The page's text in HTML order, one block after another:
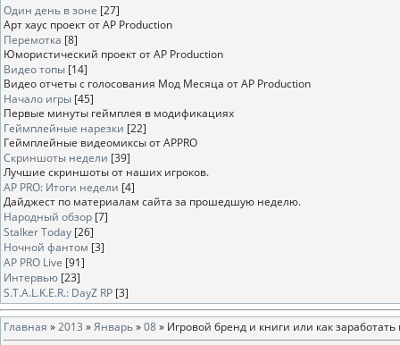
Один день в зоне [27]
Арт хаус проект от AP Production
Перемотка [8]
Юмористический проект от AP Production
Видео топы [14]
Видео отчеты с голосования Мод Месяца от AP Production
Начало игры [45]
Первые минуты геймплея в модификациях
Геймплейные нарезки [22]
Геймплейные видеомиксы от APPRO
Скриншоты недели [39]
Лучшие скриншоты от наших игроков.
AP PRO: Итоги недели [4]
Дайджест по материалам сайта за прошедшую неделю.
Народный обзор [7]
Stalker Today [26]
Ночной фантом [3]
AP PRO Live [91]
Интервью [23]
S.T.A.L.K.E.R.: DayZ RP [3]
Главная »2013 »Январь»08» Игровой бренд и книги или как